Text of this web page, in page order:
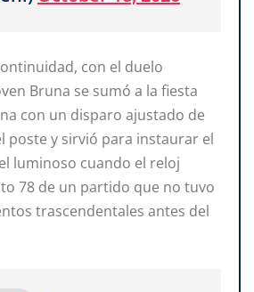
con el duelo
Bruna se sumó a la fiesta
con un disparo ajustado de
poste y sirvió para instaurar el
luminoso cuando el reloj
78 de un partido que no tuvo
trascendentales antes del